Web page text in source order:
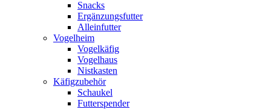
Snacks
Ergänzungsfutter
Alleinfutter
Vogelheim
Vogelkäfig
Vogelhaus
Nistkasten
Käfigzubehör
Schaukel
Futterspender